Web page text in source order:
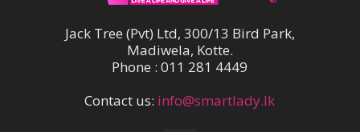
Jack Tree (Pvt) Ltd, 300/13 Bird Park,
Madiwela, Kotte.
Phone : 011 281 4449
Contact us: info@smartlady.lk